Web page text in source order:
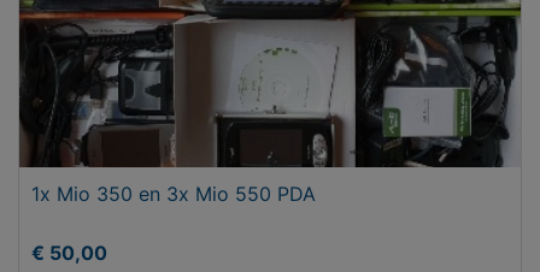
1x Mio 350 en 3x Mio 550 PDA
€ 50,00